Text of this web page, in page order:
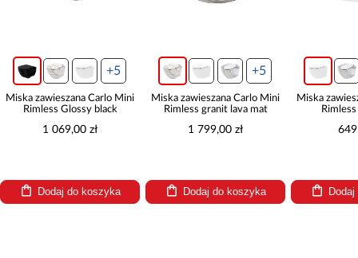
+5
zawieszana Carlo Mini
Glossy black
1 069,00 zł
Dodaj do koszyka
+5
Miska zawieszana Carlo Mini
Rimless granit lava mat
1 799,00 zł
Dodaj do koszyka
Miska zawieszana
Rimless
649,00
Dodaj do